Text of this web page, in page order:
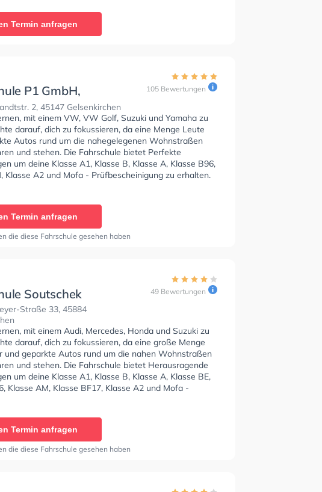
Termin anfragen
P1 GmbH,
2, 45147 Gelsenkirchen
105 Bewertungen
mit einem VW, VW Golf, Suzuki und Yamaha zu
darauf, dich zu fokussieren, da eine Menge Leute
Autos rund um die nahegelegenen Wohnstraßen
und stehen. Die Fahrschule bietet Perfekte
um deine Klasse A1, Klasse B, Klasse A, Klasse B96,
Klasse A2 und Mofa - Prüfbescheinigung zu erhalten.
"Fahrlehrer (Kathy) sind einfach toll, super nett
auf die Prüfung vorbereitet. Musste auch nie lange
etc. warten. Insgesamt beste Fahrschule, kann
Termin anfragen
die diese Fahrschule gesehen haben
Soutschek
Straße 33, 45884
49 Bewertungen
mit einem Audi, Mercedes, Honda und Suzuki zu
darauf, dich zu fokussieren, da eine große Menge
und geparkte Autos rund um die nahen Wohnstraßen
und stehen. Die Fahrschule bietet Herausragende
um deine Klasse A1, Klasse B, Klasse A, Klasse BE,
Klasse AM, Klasse BF17, Klasse A2 und Mofa -
zu erhalten. Letzte Bewertung: "vielen Dank,
Geduld und Freundlichkeit und vor allem für den
Sie mir entgegenbringen. Schüler, die einen
machen möchten, sollten Sahin Abi fragen, er ist
Beste 👌. Ich habe die praktische Prüfung nur einmal
Termin anfragen
die diese Fahrschule gesehen haben